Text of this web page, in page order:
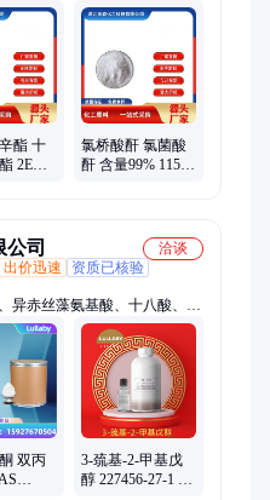
酯 十
2EHP
氯桥酸酐 氯菌酸
酐 含量99% 115-
司
洽谈
出价迅速
资质已核验
异赤丝藻氨基酸、十八酸、
铵、特戊醛、赖氨酸、增塑
酰胺、酸性红、羟乙基、脂肪
、防腐剂、防水剂、聚丙烯、
双丙
3-巯基-2-甲基戊
醇 227456-27-1 葱